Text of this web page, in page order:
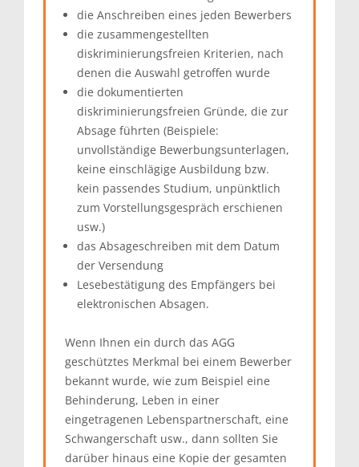
die Anschreiben eines jeden Bewerbers
die zusammengestellten
diskriminierungsfreien Kriterien, nach
denen die Auswahl getroffen wurde
die dokumentierten
diskriminierungsfreien Gründe, die zur
Absage führten (Beispiele:
unvollständige Bewerbungsunterlagen,
keine einschlägige Ausbildung bzw.
kein passendes Studium, unpünktlich
zum Vorstellungsgespräch erschienen
usw.)
das Absageschreiben mit dem Datum
der Versendung
Lesebestätigung des Empfängers bei
elektronischen Absagen.
Wenn Ihnen ein durch das AGG
geschütztes Merkmal bei einem Bewerber
bekannt wurde, wie zum Beispiel eine
Behinderung, Leben in einer
eingetragenen Lebenspartnerschaft, eine
Schwangerschaft usw., dann sollten Sie
darüber hinaus eine Kopie der gesamten